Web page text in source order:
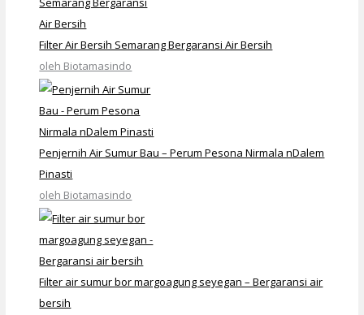
Filter Air Bersih Semarang Bergaransi Air Bersih
oleh Biotamasindo
Penjernih Air Sumur Bau – Perum Pesona Nirmala nDalem
Pinasti
oleh Biotamasindo
Filter air sumur bor margoagung seyegan – Bergaransi air
bersih